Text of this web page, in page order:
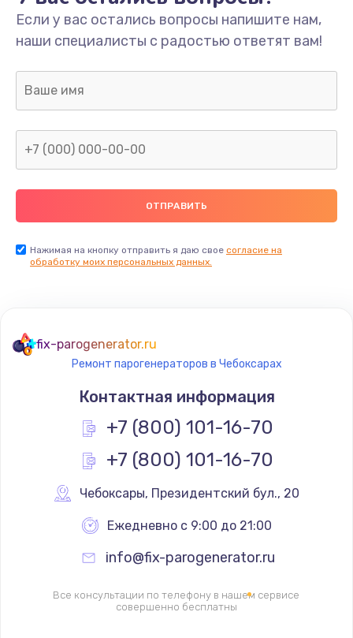
Если у вас остались вопросы напишите нам,
наши специалисты с радостью ответят вам!
Нажимая на кнопку отправить я даю свое согласие на
обработку моих персональных данных.
fix-parogenerator.ru
Ремонт парогенераторов в Чебоксарах
Контактная информация
+7 (800) 101-16-70
+7 (800) 101-16-70
Чебоксары, Президентский бул., 20
Ежедневно с 9:00 до 21:00
info@fix-parogenerator.ru
Все консультации по телефону в нашем сервисе
совершенно бесплатны